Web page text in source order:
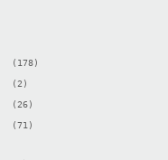
(178)
(2)
(26)
(71)